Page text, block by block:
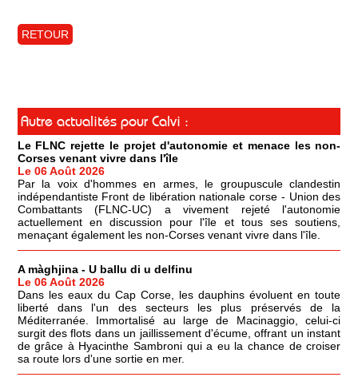
RETOUR
Autre actualités pour Calvi :
Le FLNC rejette le projet d'autonomie et menace les non-
Corses venant vivre dans l'île
Le 06 Août 2026
Par la voix d'hommes en armes, le groupuscule clandestin
indépendantiste Front de libération nationale corse - Union des
Combattants (FLNC-UC) a vivement rejeté l'autonomie
actuellement en discussion pour l'île et tous ses soutiens,
menaçant également les non-Corses venant vivre dans l'île.
A màghjina - U ballu di u delfinu
Le 06 Août 2026
Dans les eaux du Cap Corse, les dauphins évoluent en toute
liberté dans l'un des secteurs les plus préservés de la
Méditerranée. Immortalisé au large de Macinaggio, celui-ci
surgit des flots dans un jaillissement d'écume, offrant un instant
de grâce à Hyacinthe Sambroni qui a eu la chance de croiser
sa route lors d'une sortie en mer.